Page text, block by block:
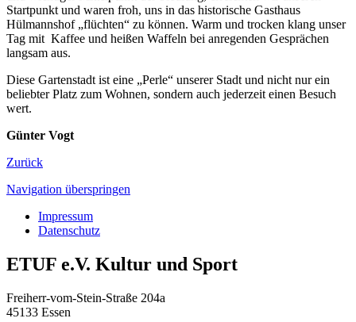
Startpunkt und waren froh, uns in das historische Gasthaus
Hülmannshof „flüchten“ zu können. Warm und trocken klang unser
Tag mit Kaffee und heißen Waffeln bei anregenden Gesprächen
langsam aus.
Diese Gartenstadt ist eine „Perle“ unserer Stadt und nicht nur ein
beliebter Platz zum Wohnen, sondern auch jederzeit einen Besuch
wert.
Günter Vogt
Zurück
Navigation überspringen
Impressum
Datenschutz
ETUF e.V. Kultur und Sport
Freiherr-vom-Stein-Straße 204a
45133 Essen